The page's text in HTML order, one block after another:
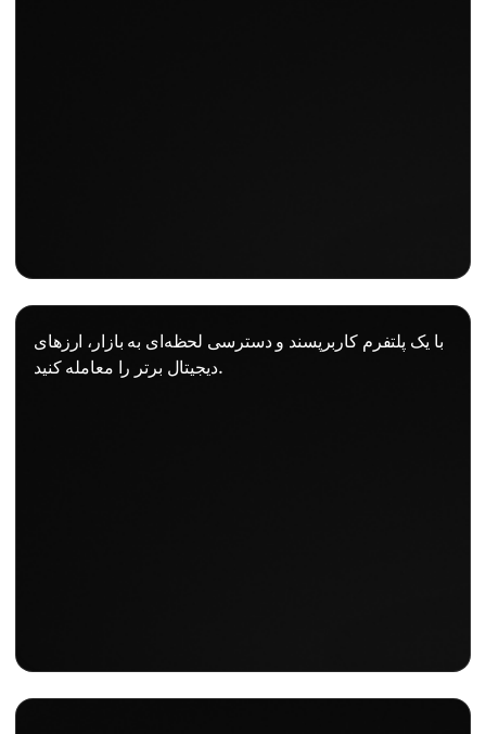
با یک پلتفرم کاربرپسند و دسترسی لحظه‌ای به بازار، ارزهای
دیجیتال برتر را معامله کنید.